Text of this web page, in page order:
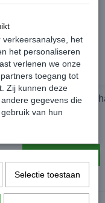
Volkswagen
T2 Bus Blauw
het
het personaliseren
verlenen we onze
toegang tot
Zij kunnen deze
gegevens die
van hun
Selectie toestaan